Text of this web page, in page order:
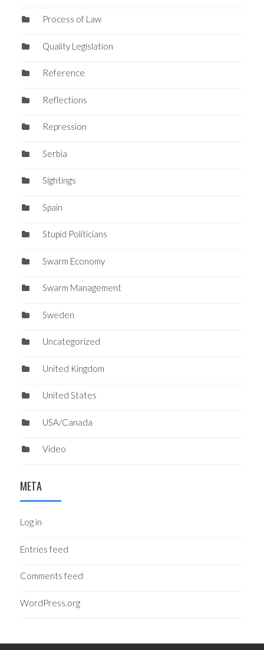
Process of Law
Quality Legislation
Reference
Reflections
Repression
Serbia
Sightings
Spain
Stupid Politicians
Swarm Economy
Swarm Management
Sweden
Uncategorized
United Kingdom
United States
USA/Canada
Video
META
Log in
Entries feed
Comments feed
WordPress.org